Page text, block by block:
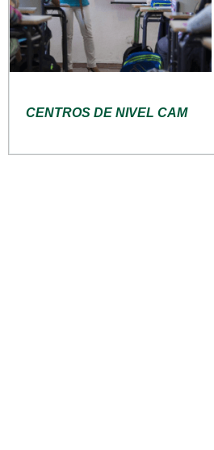
CENTROS DE NIVEL CAM